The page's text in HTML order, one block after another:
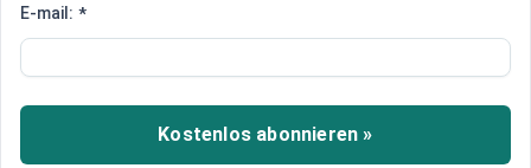
Russland begrüßt den Abzug
McDonald’s zieht von der Krim
ab
McDonald’s hat seine Restaurants auf der Krim
E-mail: *
Kostenlos abonnieren »